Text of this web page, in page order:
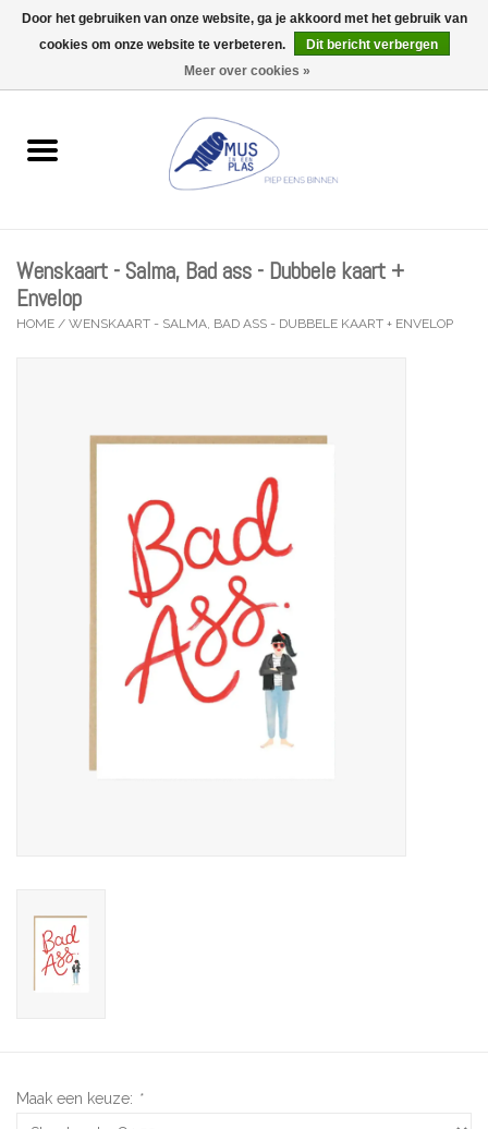
0 Artikelen - €0,00
Wenskaarten
Lifestyle
Wenskaart - Salma, Bad ass - Dubbele kaart +
Envelop
HOME / WENSKAART - SALMA, BAD ASS - DUBBELE KAART + ENVELOP
Maak een keuze: *
Door het gebruiken van onze website, ga je akkoord met het gebruik van
cookies om onze website te verbeteren.
Dit bericht verbergen
Meer over cookies »
Wij zijn uitzonderlijk gesloten op Do 13/08